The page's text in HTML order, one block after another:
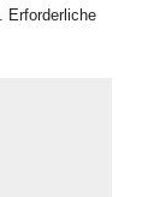
Erforderliche